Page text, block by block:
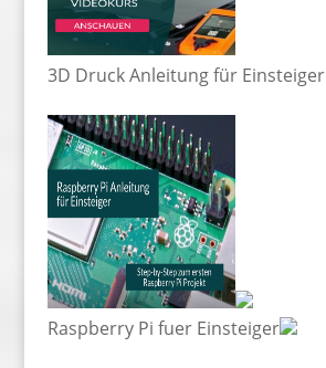
3D Druck Anleitung für Einsteiger
Raspberry Pi fuer Einsteiger